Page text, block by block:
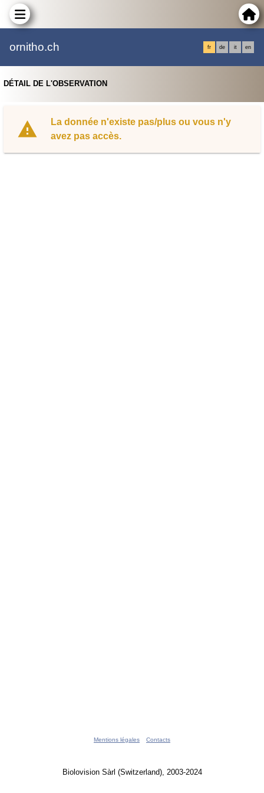
ornitho.ch fr de it en
DÉTAIL DE L'OBSERVATION
La donnée n'existe pas/plus ou vous n'y
avez pas accès.
Mentions légales Contacts
Biolovision Sàrl (Switzerland), 2003-2024